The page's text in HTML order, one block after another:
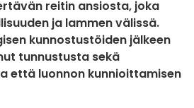
reitin ansiosta, joka
ja lammen välissä.
kunnostustöiden jälkeen
tunnustusta sekä
että luonnon kunnioittamisen